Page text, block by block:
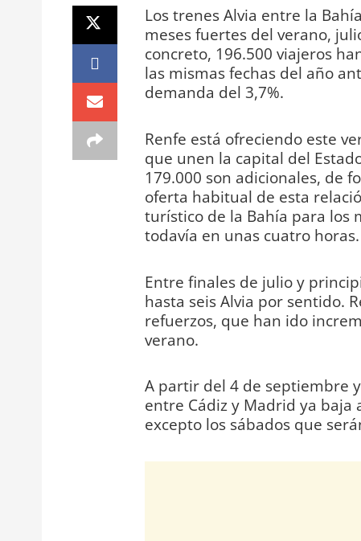
Los trenes Alvia entre la
meses fuertes del verano,
concreto, 196.500 viajeros
las mismas fechas del año
demanda del 3,7%.
Renfe está ofreciendo este
que unen la capital del
179.000 son adicionales, de
oferta habitual de esta
turístico de la Bahía para los
todavía en unas cuatro horas.
Entre finales de julio y
hasta seis Alvia por sentido.
refuerzos, que han ido
verano.
A partir del 4 de septiembre
entre Cádiz y Madrid ya baja
excepto los sábados que